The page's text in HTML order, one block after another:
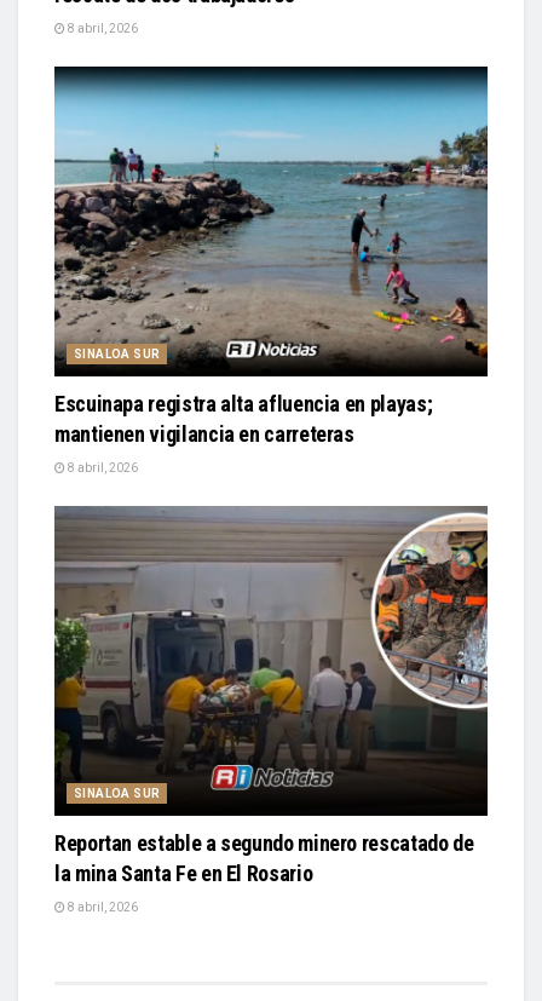
8 abril, 2026
SINALOA SUR
Escuinapa registra alta afluencia en playas;
mantienen vigilancia en carreteras
8 abril, 2026
SINALOA SUR
Reportan estable a segundo minero rescatado de
la mina Santa Fe en El Rosario
8 abril, 2026